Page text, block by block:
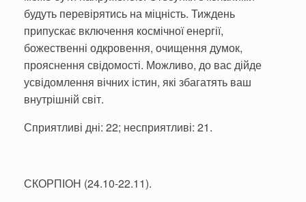
будуть перевірятись на міцність. Тиждень
припускає включення космічної енергії,
божественні одкровення, очищення думок,
прояснення свідомості. Можливо, до вас дійде
усвідомлення вічних істин, які збагатять ваш
внутрішній світ.
Сприятливі дні: 22; несприятливі: 21.
СКОРПІОН (24.10-22.11).